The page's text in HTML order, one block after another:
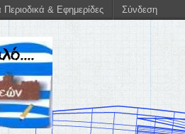
Περιοδικά & Εφημερίδες Σύνδεση